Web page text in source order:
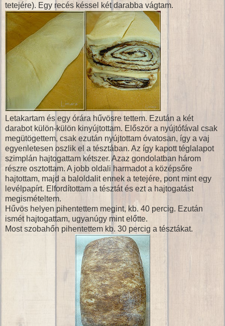
tetejére). Egy recés késsel két darabba vágtam.
Letakartam és egy órára hűvösre tettem. Ezután a két
darabot külön-külön kinyújtottam. Először a nyújtófával csak
megütögettem, csak ezután nyújtottam óvatosan, így a vaj
egyenletesen oszlik el a tésztában. Az így kapott téglalapot
szimplán hajtogattam kétszer. Azaz gondolatban három
részre osztottam. A jobb oldali harmadot a középsőre
hajtottam, majd a baloldalit ennek a tetejére, pont mint egy
levélpapírt. Elfordítottam a tésztát és ezt a hajtogatást
megismételtem.
Hűvös helyen pihentettem megint, kb. 40 percig. Ezután
ismét hajtogattam, ugyanúgy mint előtte.
Most szobahőn pihentettem kb. 30 percig a tésztákat.